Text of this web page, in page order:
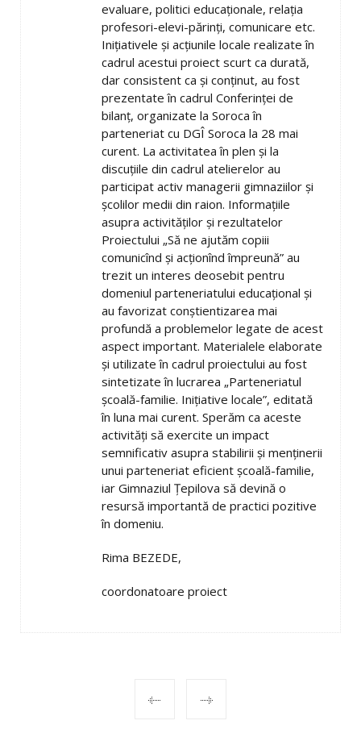
evaluare, politici educaţionale, relaţia
profesori-elevi-părinţi, comunicare etc.
Iniţiativele şi acţiunile locale realizate în
cadrul acestui proiect scurt ca durată,
dar consistent ca şi conţinut, au fost
prezentate în cadrul Conferinţei de
bilanţ, organizate la Soroca în
parteneriat cu DGÎ Soroca la 28 mai
curent. La activitatea în plen şi la
discuţiile din cadrul atelierelor au
participat activ managerii gimnaziilor şi
şcolilor medii din raion. Informaţiile
asupra activităţilor şi rezultatelor
Proiectului „Să ne ajutăm copiii
comunicînd şi acţionînd împreună” au
trezit un interes deosebit pentru
domeniul parteneriatului educaţional şi
au favorizat conştientizarea mai
profundă a problemelor legate de acest
aspect important. Materialele elaborate
şi utilizate în cadrul proiectului au fost
sintetizate în lucrarea „Parteneriatul
şcoală-familie. Iniţiative locale”, editată
în luna mai curent. Sperăm ca aceste
activităţi să exercite un impact
semnificativ asupra stabilirii şi menţinerii
unui parteneriat eficient şcoală-familie,
iar Gimnaziul Ţepilova să devină o
resursă importantă de practici pozitive
în domeniu.
Rima BEZEDE,
coordonatoare proiect